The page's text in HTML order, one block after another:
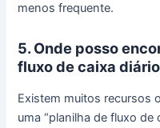
menos frequente.
5. Onde posso
fluxo de caixa
Existem muitos recursos
uma “planilha de fluxo de